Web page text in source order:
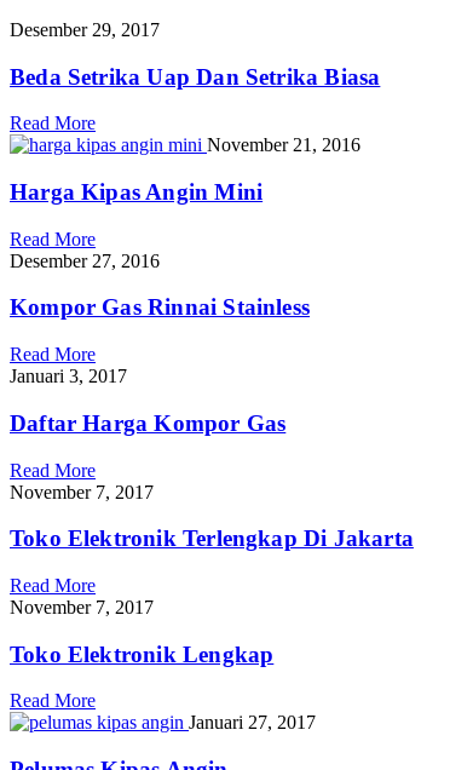
Desember 29, 2017
Beda Setrika Uap Dan Setrika Biasa
Read More
November 21, 2016
Harga Kipas Angin Mini
Read More
Desember 27, 2016
Kompor Gas Rinnai Stainless
Read More
Januari 3, 2017
Daftar Harga Kompor Gas
Read More
November 7, 2017
Toko Elektronik Terlengkap Di Jakarta
Read More
November 7, 2017
Toko Elektronik Lengkap
Read More
Januari 27, 2017